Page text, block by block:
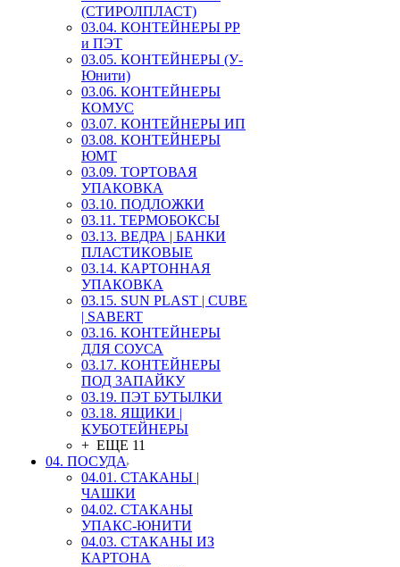
(СТИРОЛПЛАСТ)
03.04. КОНТЕЙНЕРЫ РР
и ПЭТ
03.05. КОНТЕЙНЕРЫ (У-
Юнити)
03.06. КОНТЕЙНЕРЫ
КОМУС
03.07. КОНТЕЙНЕРЫ ИП
03.08. КОНТЕЙНЕРЫ
ЮМТ
03.09. ТОРТОВАЯ
УПАКОВКА
03.10. ПОДЛОЖКИ
03.11. ТЕРМОБОКСЫ
03.13. ВЕДРА | БАНКИ
ПЛАСТИКОВЫЕ
03.14. КАРТОННАЯ
УПАКОВКА
03.15. SUN PLAST | CUBE
| SABERT
03.16. КОНТЕЙНЕРЫ
ДЛЯ СОУСА
03.17. КОНТЕЙНЕРЫ
ПОД ЗАПАЙКУ
03.19. ПЭТ БУТЫЛКИ
03.18. ЯЩИКИ |
КУБОТЕЙНЕРЫ
+ ЕЩЕ 11
04. ПОСУДА
04.01. СТАКАНЫ |
ЧАШКИ
04.02. СТАКАНЫ
УПАКС-ЮНИТИ
04.03. СТАКАНЫ ИЗ
КАРТОНА